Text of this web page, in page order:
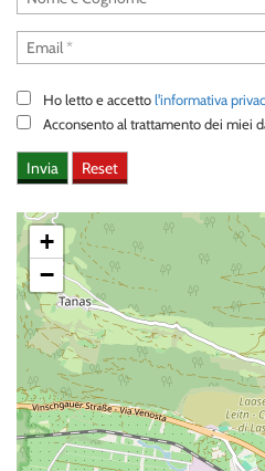
Ho letto e accettol'informativa
Acconsento al trattamento dei miei
+
−